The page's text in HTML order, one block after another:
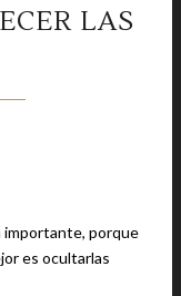
LAS
importante, porque
es ocultarlas